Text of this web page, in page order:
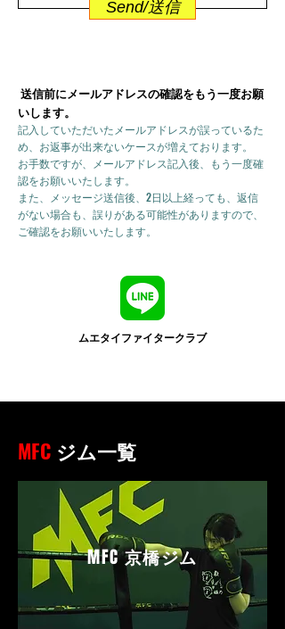
Send/送信
送信前にメールアドレスの確認をもう一度お願
いします。
記入していただいたメールアドレスが誤っているた
め、お返事が出来ないケースが増えております。
お手数ですが、メールアドレス記入後、もう一度確
認をお願いいたします。
また、メッセージ送信後、2日以上経っても、返信
がない場合も、誤りがある可能性がありますので、
ご確認をお願いいたします。
ムエタイファイタークラブ
MFC ジム一覧
MFC京橋ジム